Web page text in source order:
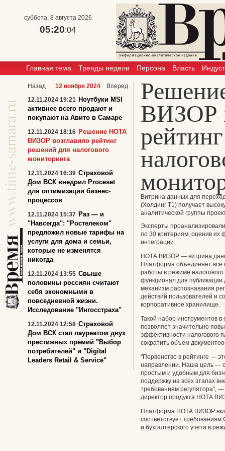
суббота, 8 августа 2026
05:20:04
Главная тема Тренды недели Персона Власть
ВИЗОР
Витрина данных для
(Холдинг Т1) получает
аналитической группы
Эксперты
по 30 критериям, оценив их
интеграции.
НОТА ВИЗОР — витрина
Платформа объединяет
работы в режиме
функционал для публикации
механизм распознавания
действий пользователей и
корпоративное хранилище.
Такой набор инструментов
позволяет значительно
эффективности налогового
сократить объем
"Первенство в рейтинге —
направлении. Наша цель —
простым и удобным для
поддержку на всех этапах
требованиям регулятора",
директор продукта НОТА
Платформа НОТА ВИЗОР
соответствует
и бухгалтерского учета в
Назад 12 ноября 2024
Вперед
12.11.2024 19:21 Ноутбуки MSI
активнее всего продают и
покупают на Авито в Самаре
12.11.2024 18:16 Решение НОТА
ВИЗОР возглавило рейтинг
решений для налогового
мониторинга
12.11.2024 16:39 Страховой
Дом ВСК внедрил Proceset
для оптимизации бизнес-
процессов
12.11.2024 15:37 Раз — и
"Навсегда": "Ростелеком"
предложил новые тарифы на
услуги для дома и семьи,
которые не изменятся
никогда
12.11.2024 13:55 Свыше
половины россиян считают
себя экономными в
повседневной жизни.
Исследование "Ингосстраха"
12.11.2024 12:58 Страховой
Дом ВСК стал лауреатом двух
престижных премий "Выбор
потребителей" и "Digital
Leaders Retail & Service"